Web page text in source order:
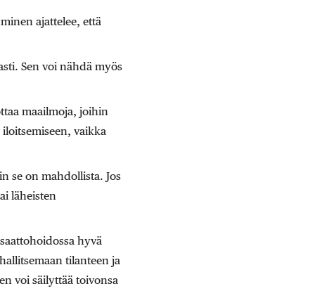
ajattelee, että
Sen voi nähdä myös
maailmoja, joihin
vaikka
se on mahdollista. Jos
läheisten
hyvä
tilanteen ja
voi säilyttää toivonsa